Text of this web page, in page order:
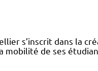
s’inscrit dans la
de ses